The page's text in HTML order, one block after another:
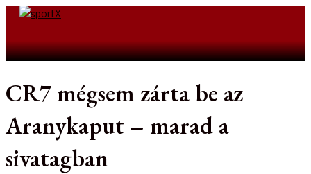
Skip
CR7 mégsem zárta be az
Aranykaput – marad a
sivatagban